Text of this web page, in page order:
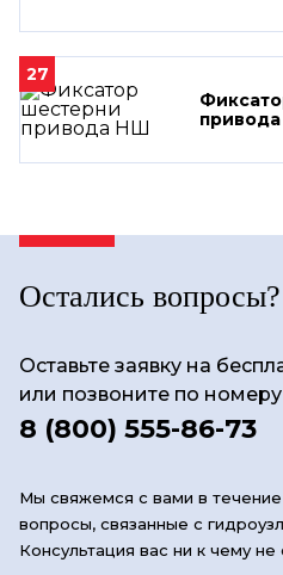
27
Остались вопросы?
Оставьте заявку на
или позвоните по номеру
8 (800) 555-86-73
Мы свяжемся с вами в течение
вопросы, связанные с
Консультация вас ни к чему не